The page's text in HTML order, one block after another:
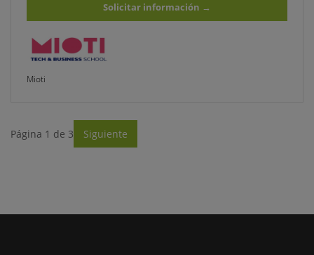
Solicitar información →
Mioti
Página 1 de 3 Siguiente